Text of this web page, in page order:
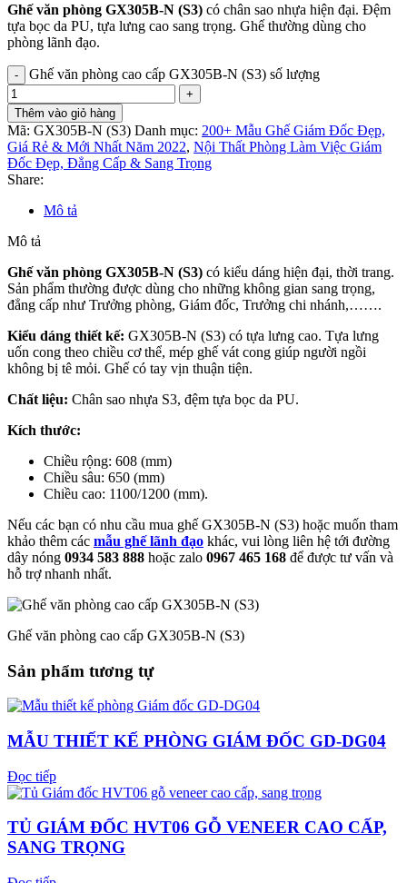
Ghế văn phòng GX305B-N (S3) có chân sao nhựa hiện đại. Đệm
tựa bọc da PU, tựa lưng cao sang trọng. Ghế thường dùng cho
phòng lãnh đạo.
Ghế văn phòng cao cấp GX305B-N (S3) số lượng
Thêm vào giỏ hàng
Mã: GX305B-N (S3) Danh mục: 200+ Mẫu Ghế Giám Đốc Đẹp,
Giá Rẻ & Mới Nhất Năm 2022, Nội Thất Phòng Làm Việc Giám
Đốc Đẹp, Đẳng Cấp & Sang Trọng
Share:
Mô tả
Mô tả
Ghế văn phòng GX305B-N (S3) có kiểu dáng hiện đại, thời trang.
Sản phẩm thường được dùng cho những không gian sang trọng,
đẳng cấp như Trưởng phòng, Giám đốc, Trưởng chi nhánh,…….
Kiểu dáng thiết kế: GX305B-N (S3) có tựa lưng cao. Tựa lưng
uốn cong theo chiều cơ thể, mép ghế vát cong giúp người ngồi
không bị tê mỏi. Ghế có tay vịn thuận tiện.
Chất liệu: Chân sao nhựa S3, đệm tựa bọc da PU.
Kích thước:
Chiều rộng: 608 (mm)
Chiều sâu: 650 (mm)
Chiều cao: 1100/1200 (mm).
Nếu các bạn có nhu cầu mua ghế GX305B-N (S3) hoặc muốn tham
khảo thêm các mẫu ghế lãnh đạo khác, vui lòng liên hệ tới đường
dây nóng 0934 583 888 hoặc zalo 0967 465 168 để được tư vấn và
hỗ trợ nhanh nhất.
Ghế văn phòng cao cấp GX305B-N (S3)
Sản phẩm tương tự
MẪU THIẾT KẾ PHÒNG GIÁM ĐỐC GD-DG04
Đọc tiếp
TỦ GIÁM ĐỐC HVT06 GỖ VENEER CAO CẤP,
SANG TRỌNG